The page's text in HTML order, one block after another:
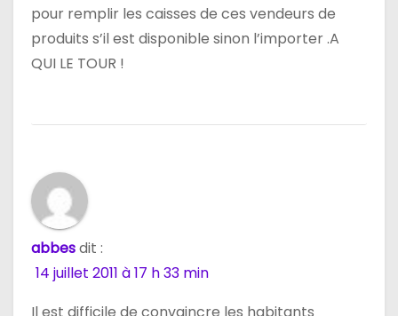
pour remplir les caisses de ces vendeurs de
produits s’il est disponible sinon l’importer .A
QUI LE TOUR !
abbesdit :
14 juillet 2011 à 17 h 33 min
Il est difficile de convaincre les habitants